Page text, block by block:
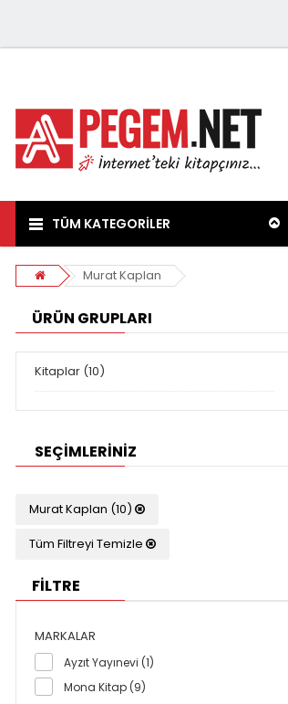
TÜM KATEGORİLER
Murat Kaplan
ÜRÜN GRUPLARI
Kitaplar (10)
SEÇIMLERINIZ
Murat Kaplan (10)
Tüm Filtreyi Temizle
FİLTRE
MARKALAR
Ayzıt Yayınevi (1)
Mona Kitap (9)